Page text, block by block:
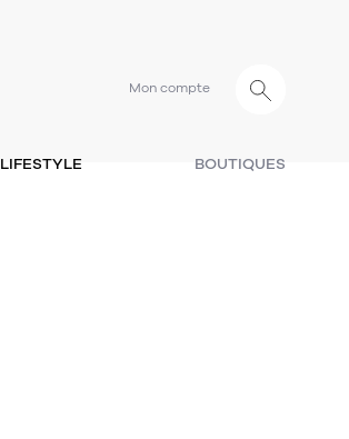
Mon compte
BOUTIQUES
LIFESTYLE